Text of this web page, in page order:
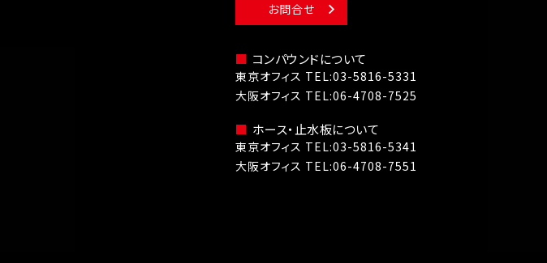
お問合せ
コンパウンドについて
東京オフィス TEL:03-5816-5331
大阪オフィス TEL:06-4708-7525
ホース・止水板について
東京オフィス TEL:03-5816-5341
大阪オフィス TEL:06-4708-7551